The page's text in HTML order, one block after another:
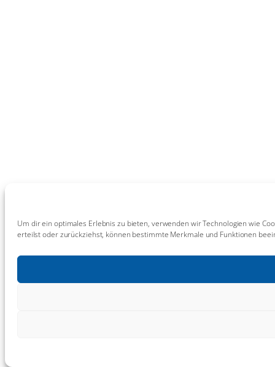
Um dir ein optimales Erlebnis zu bieten, verwenden wir Technologien wie
erteilst oder zurückziehst, können bestimmte Merkmale und Funktionen